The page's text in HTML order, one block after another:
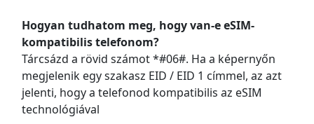
Hogyan tudhatom meg, hogy van-e eSIM-
kompatibilis telefonom?
Tárcsázd a rövid számot *#06#. Ha a képernyőn
megjelenik egy szakasz EID / EID 1 címmel, az azt
jelenti, hogy a telefonod kompatibilis az eSIM
technológiával